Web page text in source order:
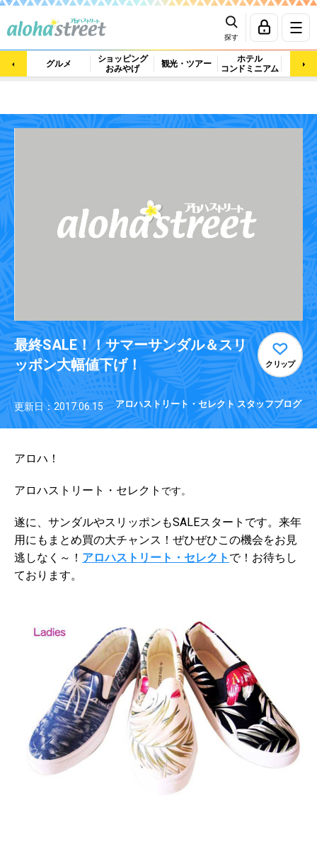
探す
グルメ
ショッピング
おみやげ
観光・ツアー
ホテル
コンドミニアム
マッ
最終SALE！！サマーサンダル＆スリ
ッポン大幅値下げ！
クリップ
更新日：2017.06.15 アロハストリート・セレクト スタッフブログ
アロハ！
アロハストリート・セレクト です。
遂に、サンダルやスリッポンもSALEスタートです。来年
用にもまとめ買の大チャンス！ぜひぜひこの機会をお見
逃しなく～！ アロハストリート・セレクト で！ お待ちし
ております。